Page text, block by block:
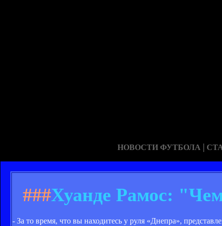
НОВОСТИ ФУТБОЛА |
###Хуанде Рамос:
- За то время, что вы находитесь у руля «Днепра»,